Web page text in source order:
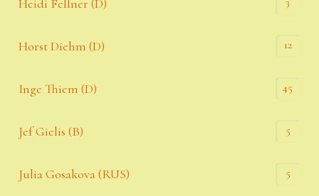
Heidi Fellner (D)
Horst Diehm (D) 12
Inge Thiem (D) 45
Jef Gielis (B) 5
Julia Gosakova (RUS) 5